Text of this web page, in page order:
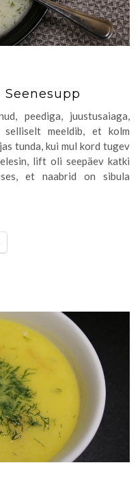
peediga, juustusaiaga,
selliselt meeldib, et kolm
tunda, kui mul kord tugev
lift oli seepäev katki
et naabrid on sibula